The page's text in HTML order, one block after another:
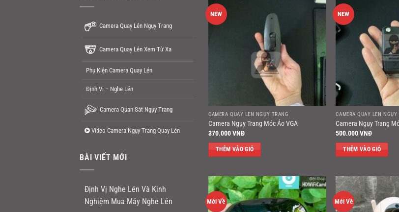
Camera Quay Lén Ngụy Trang
Camera Quay Lén Xem Từ Xa
Phụ Kiện Camera Quay Lén
Định Vị – Nghe Lén
Camera Quan Sát Ngụy Trang
Video Camera Ngụy Trang Quay Lén
BÀI VIẾT MỚI
Định Vị Nghe Lén Và Kinh
Nghiệm Mua Máy Nghe Lén
NEW
CAMERA QUAY LÉN NGỤY TRANG
Camera Ngụy Trang Móc Áo VGA
370.000VNĐ
THÊM VÀO GIỎ
NEW
CAMERA QUAY LÉN NGỤY
Camera Ngụy Trang
500.000VNĐ
THÊM VÀO GIỎ
Mới Về Mới Về